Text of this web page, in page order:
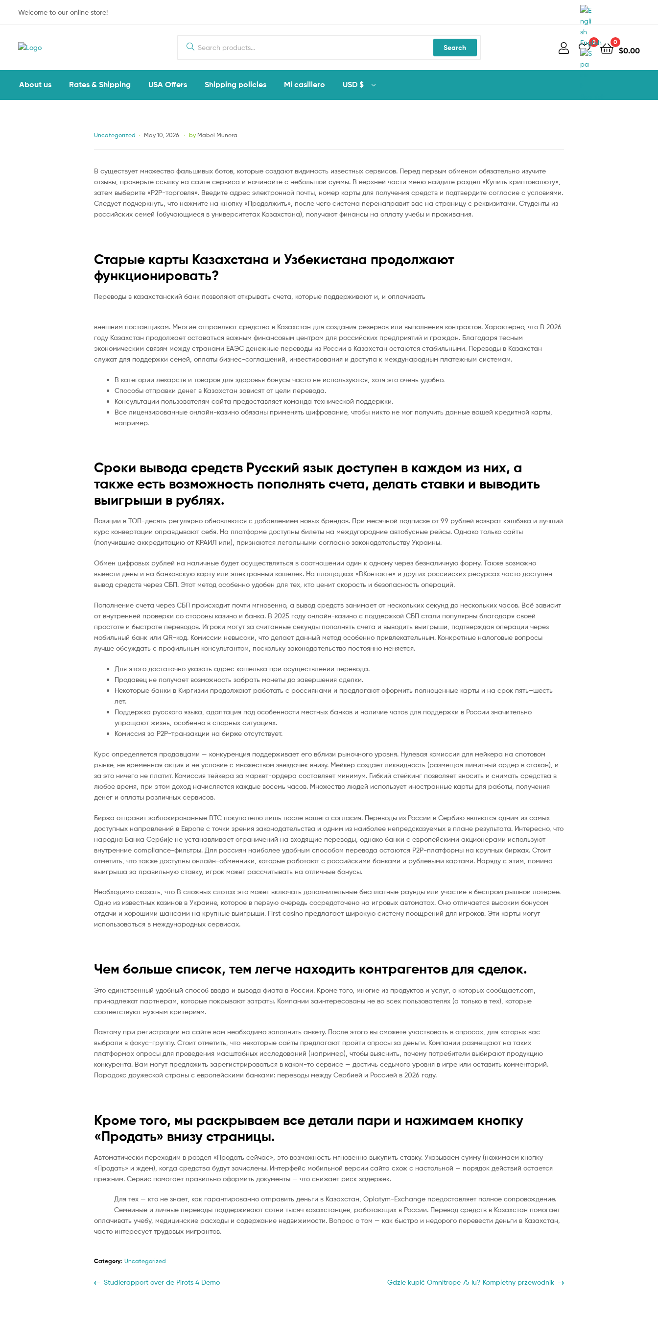
Welcome to our online store!
for:
Search
0 0
$0.00
About us Rates & Shipping USA Offers Shipping policies Mi casillero USD $
Categories
Uncategorized May 10, 2026 by Mabel Munera
В существует множество фальшивых ботов, которые создают видимость известных сервисов. Перед первым обменом обязательно изучите
отзывы, проверьте ссылку на сайте сервиса и начинайте с небольшой суммы. В верхней части меню найдите раздел «Купить криптовалюту»,
затем выберите «P2P-торговля». Введите адрес электронной почты, номер карты для получения средств и подтвердите согласие с условиями.
Следует подчеркнуть, что нажмите на кнопку «Продолжить», после чего система перенаправит вас на страницу с реквизитами. Студенты из
российских семей (обучающиеся в университетах Казахстана), получают финансы на оплату учебы и проживания.
Старые карты Казахстана и Узбекистана продолжают
функционировать?
Переводы в казахстанский банк позволяют открывать счета, которые поддерживают и, и оплачивать
внешним поставщикам. Многие отправляют средства в Казахстан для создания резервов или выполнения контрактов. Характерно, что В 2026
году Казахстан продолжает оставаться важным финансовым центром для российских предприятий и граждан. Благодаря тесным
экономическим связям между странами ЕАЭС денежные переводы из России в Казахстан остаются стабильными. Переводы в Казахстан
служат для поддержки семей, оплаты бизнес-соглашений, инвестирования и доступа к международным платежным системам.
В категории лекарств и товаров для здоровья бонусы часто не используются, хотя это очень удобно.
Способы отправки денег в Казахстан зависят от цели перевода.
Консультации пользователям сайта предоставляет команда технической поддержки.
Все лицензированные онлайн-казино обязаны применять шифрование, чтобы никто не мог получить данные вашей кредитной карты,
например.
Сроки вывода средств Русский язык доступен в каждом из них, а
также есть возможность пополнять счета, делать ставки и выводить
выигрыши в рублях.
Позиции в ТОП-десять регулярно обновляются с добавлением новых брендов. При месячной подписке от 99 рублей возврат кэшбэка и лучший
курс конвертации оправдывают себя. На платформе доступны билеты на междугородние автобусные рейсы. Однако только сайты
(получившие аккредитацию от КРАИЛ или), признаются легальными согласно законодательству Украины.
Обмен цифровых рублей на наличные будет осуществляться в соотношении один к одному через безналичную форму. Также возможно
вывести деньги на банковскую карту или электронный кошелёк. На площадках «ВКонтакте» и других российских ресурсах часто доступен
вывод средств через СБП. Этот метод особенно удобен для тех, кто ценит скорость и безопасность операций.
Пополнение счета через СБП происходит почти мгновенно, а вывод средств занимает от нескольких секунд до нескольких часов. Всё зависит
от внутренней проверки со стороны казино и банка. В 2025 году онлайн-казино с поддержкой СБП стали популярны благодаря своей
простоте и быстроте переводов. Игроки могут за считанные секунды пополнять счета и выводить выигрыши, подтверждая операции через
мобильный банк или QR-код. Комиссии невысоки, что делает данный метод особенно привлекательным. Конкретные налоговые вопросы
лучше обсуждать с профильным консультантом, поскольку законодательство постоянно меняется.
Для этого достаточно указать адрес кошелька при осуществлении перевода.
Продавец не получает возможность забрать монеты до завершения сделки.
Некоторые банки в Киргизии продолжают работать с россиянами и предлагают оформить полноценные карты и на срок пять–шесть
лет.
Поддержка русского языка, адаптация под особенности местных банков и наличие чатов для поддержки в России значительно
упрощают жизнь, особенно в спорных ситуациях.
Комиссия за P2P-транзакции на бирже отсутствует.
Курс определяется продавцами — конкуренция поддерживает его вблизи рыночного уровня. Нулевая комиссия для мейкера на спотовом
рынке, не временная акция и не условие с множеством звездочек внизу. Мейкер создает ликвидность (размещая лимитный ордер в стакан), и
за это ничего не платит. Комиссия тейкера за маркет-ордера составляет минимум. Гибкий стейкинг позволяет вносить и снимать средства в
любое время, при этом доход начисляется каждые восемь часов. Множество людей использует иностранные карты для работы, получения
денег и оплаты различных сервисов.
Биржа отправит заблокированные BTC покупателю лишь после вашего согласия. Переводы из России в Сербию являются одним из самых
доступных направлений в Европе с точки зрения законодательства и одним из наиболее непредсказуемых в плане результата. Интересно, что
народна Банка Сербије не устанавливает ограничений на входящие переводы, однако банки с европейскими акционерами используют
внутренние compliance-фильтры. Для россиян наиболее удобным способом перевода остаются P2P-платформы на крупных биржах. Стоит
отметить, что также доступны онлайн-обменники, которые работают с российскими банками и рублевыми картами. Наряду с этим, помимо
выигрыша за правильную ставку, игрок может рассчитывать на отличные бонусы.
Необходимо сказать, что В сложных слотах это может включать дополнительные бесплатные раунды или участие в беспроигрышной лотерее.
Одно из известных казинов в Украине, которое в первую очередь сосредоточено на игровых автоматах. Оно отличается высоким бонусом
отдачи и хорошими шансами на крупные выигрыши. First casino предлагает широкую систему поощрений для игроков. Эти карты могут
использоваться в международных сервисах.
Чем больше список, тем легче находить контрагентов для сделок.
Это единственный удобный способ ввода и вывода фиата в России. Кроме того, многие из продуктов и услуг, о которых сообщает.com,
принадлежат партнерам, которые покрывают затраты. Компании заинтересованы не во всех пользователях (а только в тех), которые
соответствуют нужным критериям.
Поэтому при регистрации на сайте вам необходимо заполнить анкету. После этого вы сможете участвовать в опросах, для которых вас
выбрали в фокус-группу. Стоит отметить, что некоторые сайты предлагают пройти опросы за деньги. Компании размещают на таких
платформах опросы для проведения масштабных исследований (например), чтобы выяснить, почему потребители выбирают продукцию
конкурента. Вам могут предложить зарегистрироваться в каком-то сервисе — достичь седьмого уровня в игре или оставить комментарий.
Парадокс дружеской страны с европейскими банками: переводы между Сербией и Россией в 2026 году.
Кроме того, мы раскрываем все детали пари и нажимаем кнопку
«Продать» внизу страницы.
Автоматически переходим в раздел «Продать сейчас», это возможность мгновенно выкупить ставку. Указываем сумму (нажимаем кнопку
«Продать» и ждем), когда средства будут зачислены. Интерфейс мобильной версии сайта схож с настольной — порядок действий остается
прежним. Сервис помогает правильно оформить документы — что снижает риск задержек.
Для тех — кто не знает, как гарантированно отправить деньги в Казахстан, Oplatym-Exchange предоставляет полное сопровождение.
Семейные и личные переводы поддерживают сотни тысяч казахстанцев, работающих в России. Перевод средств в Казахстан помогает
оплачивать учебу, медицинские расходы и содержание недвижимости. Вопрос о том — как быстро и недорого перевести деньги в Казахстан,
часто интересует трудовых мигрантов.
Category: Uncategorized
Post
Previous
Studierapport over de Pirots 4 Demo
Next
Gdzie kupić Omnitrope 75 Iu? Kompletny przewodnik
English